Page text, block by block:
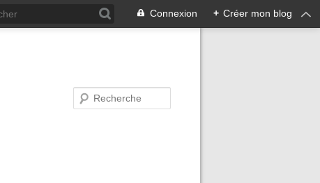
Connexion + Créer mon blog